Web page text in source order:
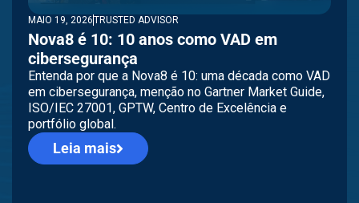
MAIO 19, 2026TRUSTED ADVISOR
Nova8 é 10: 10 anos como VAD em
cibersegurança
Entenda por que a Nova8 é 10: uma década como VAD
em cibersegurança, menção no Gartner Market Guide,
ISO/IEC 27001, GPTW, Centro de Excelência e
portfólio global.
Leia mais